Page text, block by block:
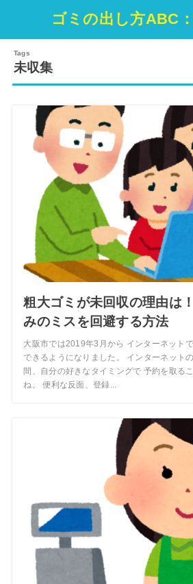
ゴミの出し方ABC
未収集
粗大ゴミが未回収の理由は
みのミスを回避する方法
大阪市では2019年3月から インターネット
できるようになりました。 インターネット
間、自分の好きなタイミングで 予約を取る
ね。 便利な反面、登録...